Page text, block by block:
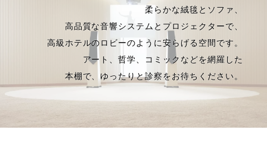
柔らかな絨毯とソファ、
高品質な音響システムとプロジェクターで、
高級ホテルのロビーのように安らげる空間です。
アート、哲学、コミックなどを網羅した
本棚で、ゆったりと診察をお待ちください。